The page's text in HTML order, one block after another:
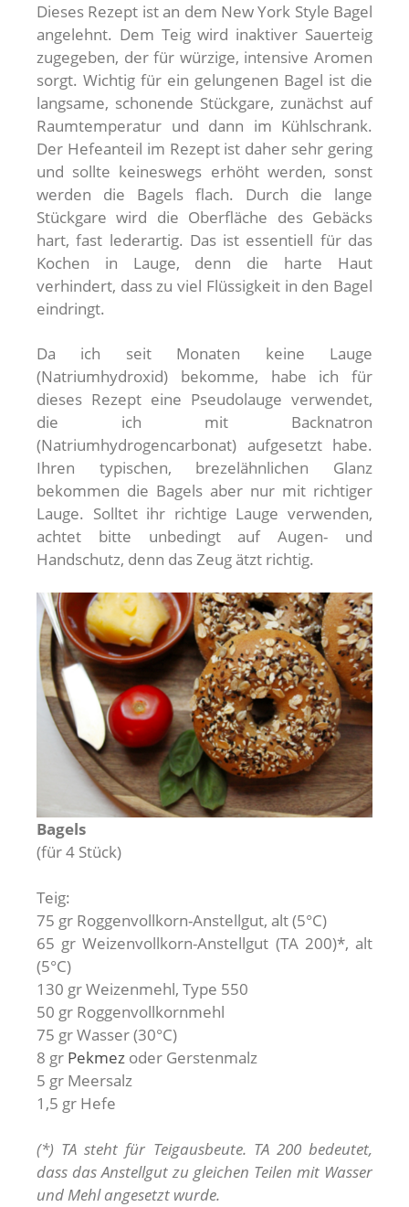
Dieses Rezept ist an dem New York Style Bagel
angelehnt. Dem Teig wird inaktiver Sauerteig
zugegeben, der für würzige, intensive Aromen
sorgt. Wichtig für ein gelungenen Bagel ist die
langsame, schonende Stückgare, zunächst auf
Raumtemperatur und dann im Kühlschrank.
Der Hefeanteil im Rezept ist daher sehr gering
und sollte keineswegs erhöht werden, sonst
werden die Bagels flach. Durch die lange
Stückgare wird die Oberfläche des Gebäcks
hart, fast lederartig. Das ist essentiell für das
Kochen in Lauge, denn die harte Haut
verhindert, dass zu viel Flüssigkeit in den Bagel
eindringt.
Da ich seit Monaten keine Lauge
(Natriumhydroxid) bekomme, habe ich für
dieses Rezept eine Pseudolauge verwendet,
die ich mit Backnatron
(Natriumhydrogencarbonat) aufgesetzt habe.
Ihren typischen, brezelähnlichen Glanz
bekommen die Bagels aber nur mit richtiger
Lauge. Solltet ihr richtige Lauge verwenden,
achtet bitte unbedingt auf Augen- und
Handschutz, denn das Zeug ätzt richtig.
Bagels
(für 4 Stück)
Teig:
75 gr Roggenvollkorn-Anstellgut, alt (5°C)
65 gr Weizenvollkorn-Anstellgut (TA 200)*, alt
(5°C)
130 gr Weizenmehl, Type 550
50 gr Roggenvollkornmehl
75 gr Wasser (30°C)
8 gr Pekmez oder Gerstenmalz
5 gr Meersalz
1,5 gr Hefe
(*) TA steht für Teigausbeute. TA 200 bedeutet,
dass das Anstellgut zu gleichen Teilen mit Wasser
und Mehl angesetzt wurde.